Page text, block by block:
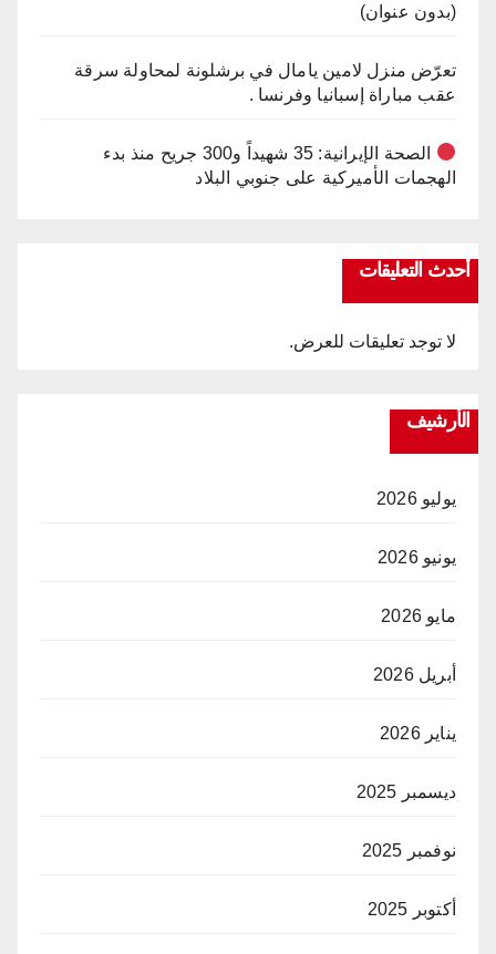
(بدون عنوان)
تعرّض منزل لامين يامال في برشلونة لمحاولة سرقة
عقب مباراة إسبانيا وفرنسا .
الصحة الإيرانية: 35 شهيداً و300 جريح منذ بدء
الهجمات الأميركية على جنوبي البلاد
أحدث التعليقات
لا توجد تعليقات للعرض.
الأرشيف
يوليو 2026
يونيو 2026
مايو 2026
أبريل 2026
يناير 2026
ديسمبر 2025
نوفمبر 2025
أكتوبر 2025